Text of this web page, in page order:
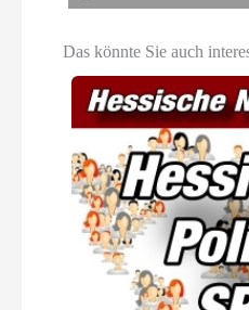
Das könnte Sie auch